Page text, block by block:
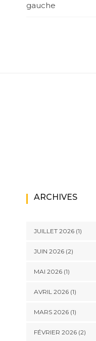
gauche
ARCHIVES
JUILLET 2026(1)
JUIN 2026(2)
MAI 2026(1)
AVRIL 2026(1)
MARS 2026(1)
FÉVRIER 2026(2)